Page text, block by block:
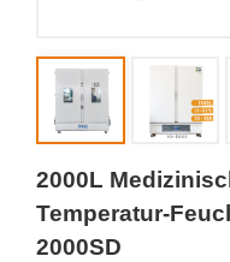
2000L
Temperatur-
2000SD